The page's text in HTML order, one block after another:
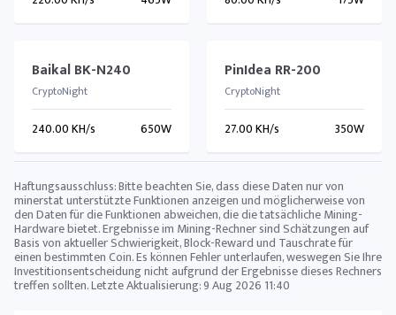
Baikal BK-N240
CryptoNight
240.00 KH/s 650W
PinIdea RR-200
CryptoNight
27.00 KH/s 350W
Haftungsausschluss: Bitte beachten Sie, dass diese Daten nur von
minerstat unterstützte Funktionen anzeigen und möglicherweise von
den Daten für die Funktionen abweichen, die die tatsächliche Mining-
Hardware bietet. Ergebnisse im Mining-Rechner sind Schätzungen auf
Basis von aktueller Schwierigkeit, Block-Reward und Tauschrate für
einen bestimmten Coin. Es können Fehler unterlaufen, weswegen Sie Ihre
Investitionsentscheidung nicht aufgrund der Ergebnisse dieses Rechners
treffen sollten. Letzte Aktualisierung:9 Aug 2026 11:40